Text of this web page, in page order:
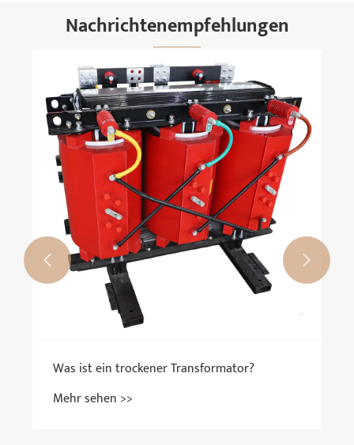
Nachrichtenempfehlungen
Was ist ein trockener Transformator?
Mehr sehen >>
 